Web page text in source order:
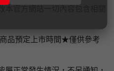
品預定上市時間★僅供參考